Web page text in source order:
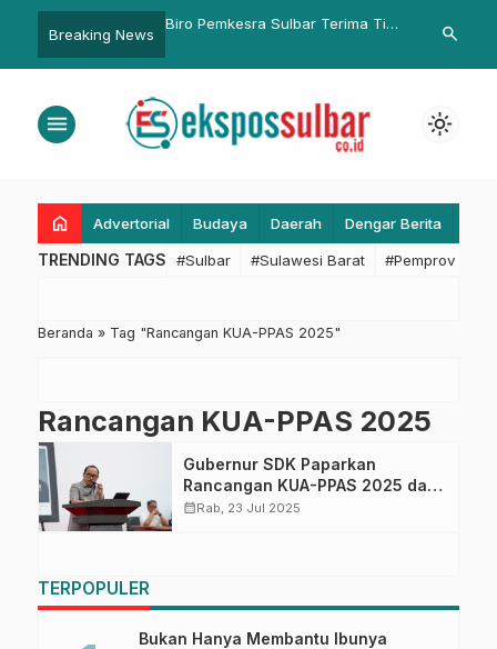
Breaking News
UPTD Pajak
Satlantas Gelar
Biro Pemkesra Sulbar Terima Tim
Berikan Data dan Informasi
Dinkes
Tengah dan
search
menu light_mode
home Advertorial Budaya Daerah Dengar Berita
TRENDING TAGS #Sulbar #Sulawesi Barat #Pemprov
Beranda » Tag "Rancangan KUA-PPAS 2025"
Rancangan KUA-PPAS 2025
Gubernur SDK Paparkan
Rancangan KUA-PPAS 2025 dan
2026 di Hadapan DPRD Sulbar
calendar_monthRab, 23 Jul 2025
TERPOPULER
Bukan Hanya Membantu Ibunya